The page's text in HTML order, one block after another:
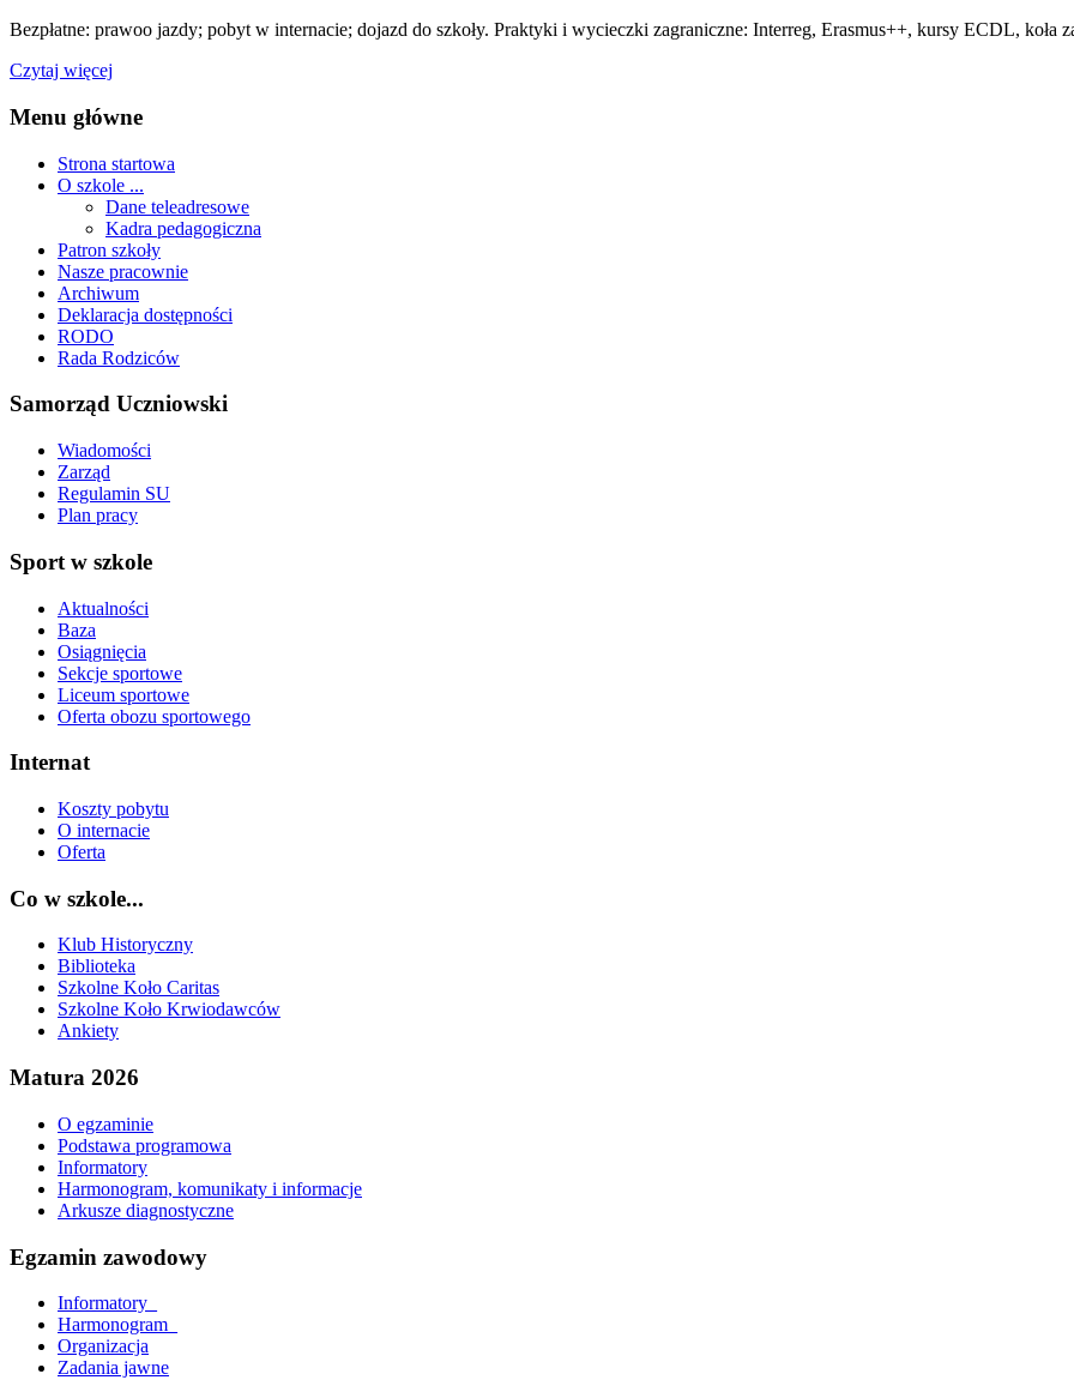
Bezpłatne: prawoo jazdy; pobyt w internacie; dojazd do szkoły. Praktyki i wycieczki zagraniczne: Interreg, Erasmus++, kursy ECDL, koła
Czytaj więcej
Menu główne
Strona startowa
O szkole ...
Dane teleadresowe
Kadra pedagogiczna
Patron szkoły
Nasze pracownie
Archiwum
Deklaracja dostępności
RODO
Rada Rodziców
Samorząd Uczniowski
Wiadomości
Zarząd
Regulamin SU
Plan pracy
Sport w szkole
Aktualności
Baza
Osiągnięcia
Sekcje sportowe
Liceum sportowe
Oferta obozu sportowego
Internat
Koszty pobytu
O internacie
Oferta
Co w szkole...
Klub Historyczny
Biblioteka
Szkolne Koło Caritas
Szkolne Koło Krwiodawców
Ankiety
Matura 2026
O egzaminie
Podstawa programowa
Informatory
Harmonogram, komunikaty i informacje
Arkusze diagnostyczne
Egzamin zawodowy
Informatory_
Harmonogram_
Organizacja
Zadania jawne